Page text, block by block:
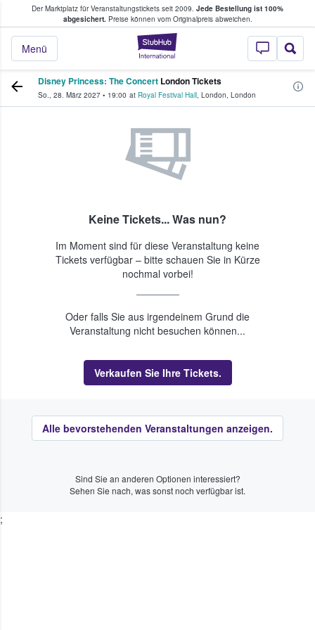
Der Marktplatz für Veranstaltungstickets seit 2009. Jede Bestellung ist 100%
abgesichert.Preise können vom Originalpreis abweichen.
StubHub - Wo
Menü
Tickets kaufen & verkaufen
Disney Princess: The Concert London Tickets
So., 28. März 2027 • 19:00 at Royal Festival Hall, London, London
Keine Tickets... Was nun?
Im Moment sind für diese Veranstaltung keine
Tickets verfügbar – bitte schauen Sie in Kürze
nochmal vorbei!
Oder falls Sie aus irgendeinem Grund die
Veranstaltung nicht besuchen können...
Verkaufen Sie Ihre Tickets.
Alle bevorstehenden Veranstaltungen anzeigen.
Sind Sie an anderen Optionen interessiert?
Sehen Sie nach, was sonst noch verfügbar ist.
;